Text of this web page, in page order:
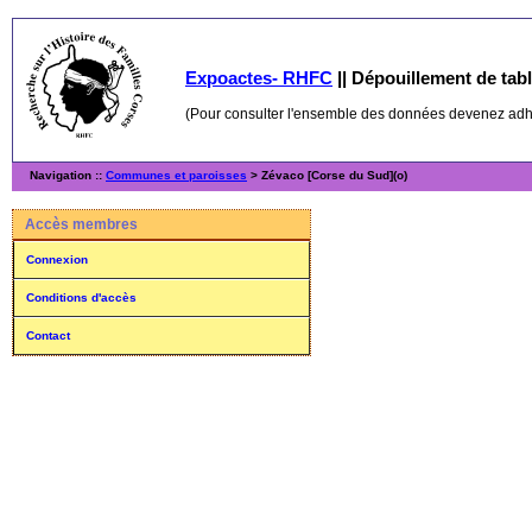
Expoactes- RHFC || Dépouillement de
(Pour consulter l'ensemble des données devenez
Navigation :: Communes et paroisses > Zévaco [Corse du Sud](o)
Accès membres
Connexion
Conditions d'accès
Contact